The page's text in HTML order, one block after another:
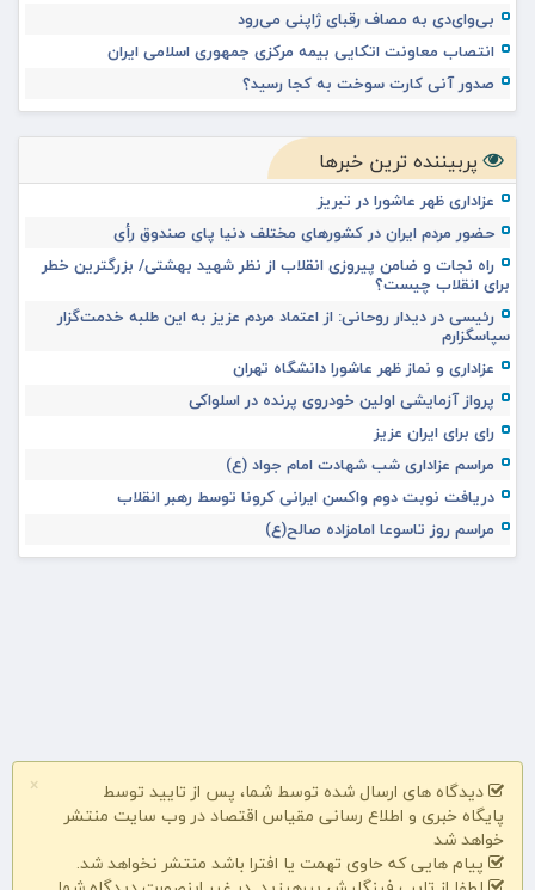
بی‌وای‌دی به مصاف رقبای ژاپنی می‌رود
انتصاب معاونت اتکایی بیمه مرکزی جمهوری اسلامی ایران
صدور آنی کارت سوخت به کجا رسید؟
پربیننده ترین خبرها
عزاداری ظهر عاشورا در تبریز
حضور مردم ایران در کشورهای مختلف دنیا پای صندوق رأی
راه نجات و ضامن پیروزی انقلاب از نظر شهید بهشتی/ بزرگترین خطر
برای انقلاب چیست؟
رئیسی در دیدار روحانی: از اعتماد مردم عزیز به این طلبه خدمت‌گزار
سپاسگزارم
عزاداری و نماز ظهر عاشورا دانشگاه تهران
پرواز آزمایشی اولین خودروی پرنده در اسلواکی
رای برای ایران عزیز
مراسم عزاداری شب شهادت امام جواد (ع)
دریافت نوبت دوم واکسن ایرانی کرونا توسط رهبر انقلاب
مراسم روز تاسوعا امامزاده صالح(ع)
×
دیدگاه های ارسال شده توسط شما، پس از تایید توسط
پایگاه خبری و اطلاع رسانی مقیاس اقتصاد در وب سایت منتشر
خواهد شد
پیام هایی که حاوی تهمت یا افترا باشد منتشر نخواهد شد.